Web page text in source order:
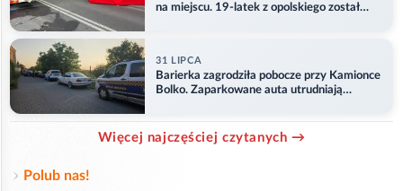
na miejscu. 19-latek z opolskiego został
31 LIPCA
Barierka zagrodziła pobocze przy Kamionce
Bolko. Zaparkowane auta utrudniają
Więcej najczęściej czytanych →
Polub nas!